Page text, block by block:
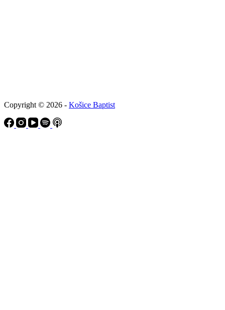
Copyright © 2026 - Košice Baptist